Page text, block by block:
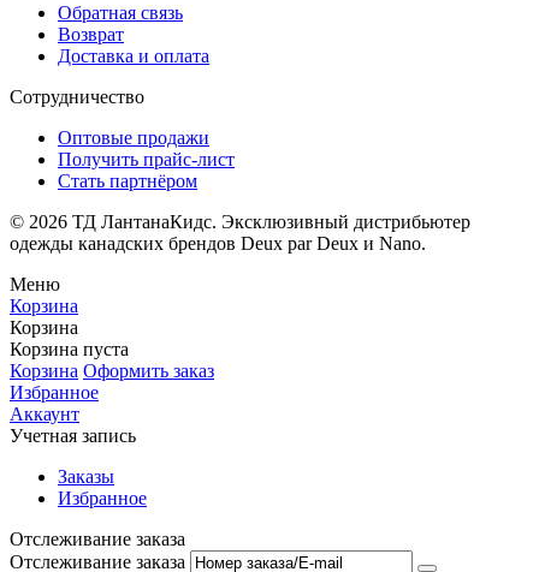
Обратная связь
Возврат
Доставка и оплата
Сотрудничество
Оптовые продажи
Получить прайс-лист
Стать партнёром
© 2026 ТД ЛантанаКидс. Эксклюзивный дистрибьютер
одежды канадских брендов Deux par Deux и Nano.
Меню
Корзина
Корзина
Корзина пуста
Корзина Оформить заказ
Избранное
Аккаунт
Учетная запись
Заказы
Избранное
Отслеживание заказа
Отслеживание заказа